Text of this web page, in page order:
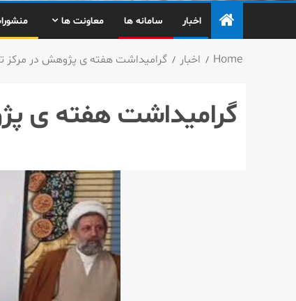
اخبار سامانه ها معاونت ها
Home اخبار گرامیداشت هفته ی پژوهش در مرکز
گرامیداشت هفته ی